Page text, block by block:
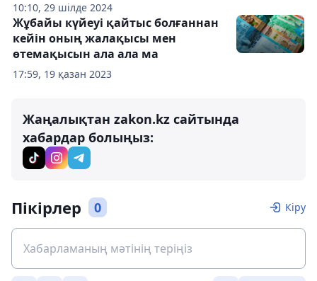
10:10, 29 шілде 2024
17:59, 19 қазан 2023
Жұбайы күйеуі қайтыс болғаннан
кейін оның жалақысы мен
өтемақысын ала ала ма
Жаңалықтан zakon.kz сайтында
хабардар болыңыз:
Пікірлер 0 Кіру